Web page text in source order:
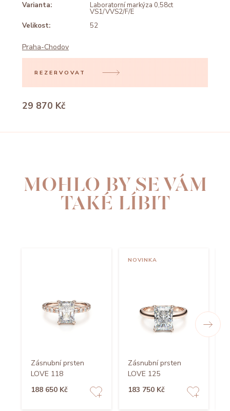
Varianta: Laboratorní markýza 0,58ct
VS1/VVS2/F/E
Velikost:
52
Praha-Chodov
REZERVOVAT
29 870 Kč
MOHLO BY SE VÁM
TAKÉ LÍBIT
Zásnubní prsten
LOVE 118
188 650 Kč
NOVINKA
Zásnubní prsten
LOVE 125
183 750 Kč